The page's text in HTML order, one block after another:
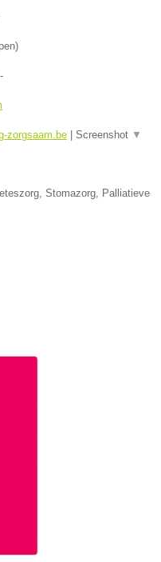
)
-
zorgsaam.be Screenshot ▼
Stomazorg, Palliatieve